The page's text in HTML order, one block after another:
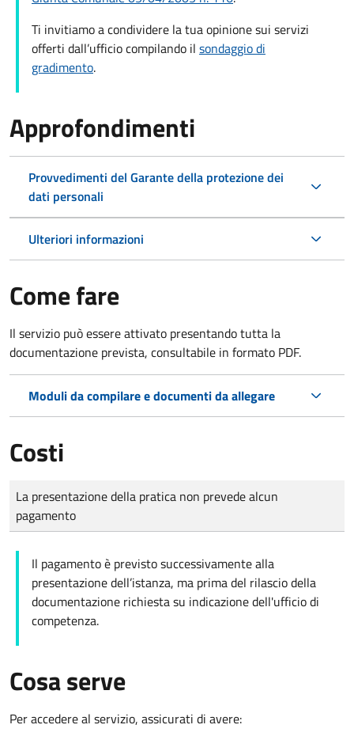
Ti invitiamo a condividere la tua opinione sui servizi
offerti dall’ufficio compilando il sondaggio di
gradimento.
Approfondimenti
Provvedimenti del Garante della protezione dei
dati personali
Ulteriori informazioni
Come fare
Il servizio può essere attivato presentando tutta la
documentazione prevista, consultabile in formato PDF.
Moduli da compilare e documenti da allegare
Costi
Tipo di pagamento
Importo
La presentazione della pratica non prevede alcun
pagamento
Il pagamento è previsto successivamente alla
presentazione dell’istanza, ma prima del rilascio della
documentazione richiesta su indicazione dell'ufficio di
competenza.
Cosa serve
Per accedere al servizio, assicurati di avere: